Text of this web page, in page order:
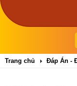
Trang chủ Đáp Án -